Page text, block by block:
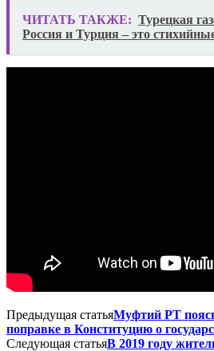
ЧИТАТЬ ТАКЖЕ: Турецкая
Россия и Турция – это
Предыдущая статьяМуфтий РТ
поправке в Конституцию о
Следующая статьяВ 2019 году